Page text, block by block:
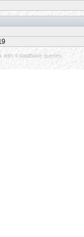
with 4 database queries.